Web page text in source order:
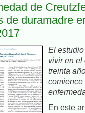
de
de duramadre
El
vivir en el
treinta
comience
En este